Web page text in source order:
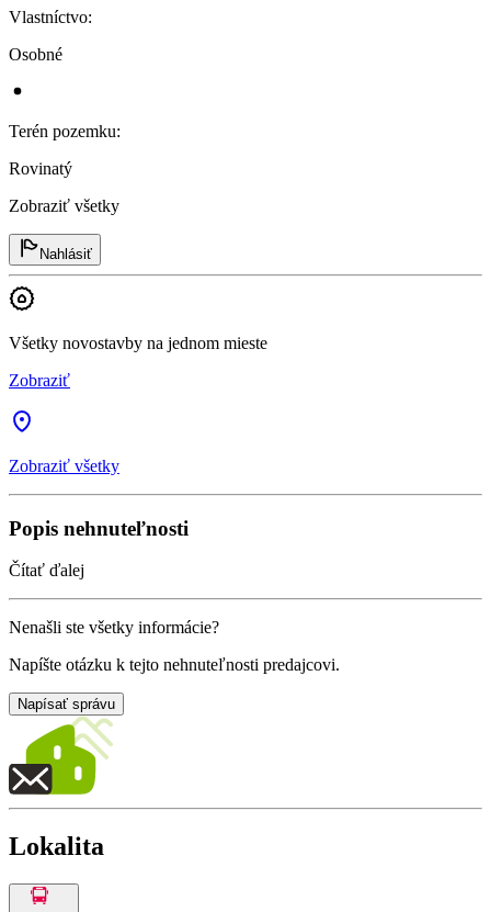
Vlastníctvo:
Osobné
Terén pozemku:
Rovinatý
Zobraziť všetky
Nahlásiť
Všetky novostavby na jednom mieste
Zobraziť
Zobraziť všetky
Popis nehnuteľnosti
Čítať ďalej
Nenašli ste všetky informácie?
Napíšte otázku k tejto nehnuteľnosti predajcovi.
Napísať správu
Lokalita